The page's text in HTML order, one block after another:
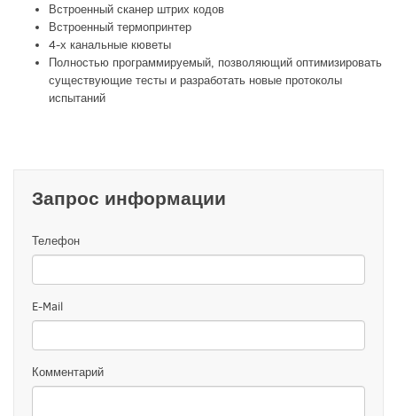
Встроенный сканер штрих кодов
Встроенный термопринтер
4-х канальные кюветы
Полностью программируемый, позволяющий оптимизировать
существующие тесты и разработать новые протоколы
испытаний
Запрос информации
Телефон
E-Mail
Комментарий